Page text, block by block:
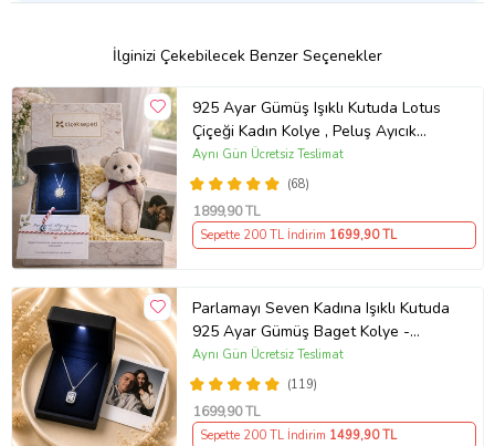
İlginizi Çekebilecek Benzer Seçenekler
925 Ayar Gümüş Işıklı Kutuda Lotus
Çiçeği Kadın Kolye , Peluş Ayıcık
Anahtarlık Marteniçka Bileklik,
Polaroid Fotoğraf Hediye
(68)
Aynı Gün Ücretsiz Teslimat
1899,90 TL
Sepette 200 TL İndirim 1699,90 TL
Parlamayı Seven Kadına Işıklı Kutuda
925 Ayar Gümüş Baget Kolye -
Kişiye Özel Fotoğraf Hediye
(119)
Aynı Gün Ücretsiz Teslimat
1699,90 TL
Sepette 200 TL İndirim 1499,90 TL